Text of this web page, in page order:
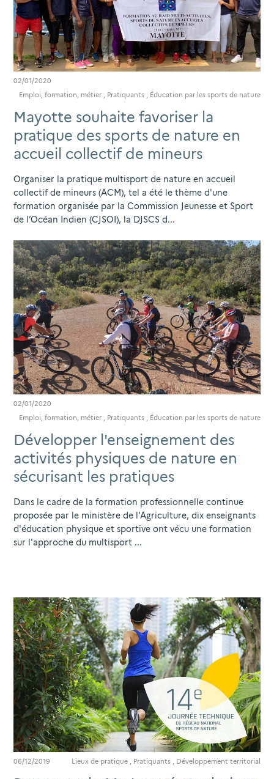
02/01/2020
Emploi, formation, métier
Pratiquants Éducation par les sports de nature
Mayotte souhaite favoriser la
pratique des sports de nature en
accueil collectif de mineurs
Organiser la pratique multisport de nature en accueil
collectif de mineurs (ACM), tel a été le thème d'une
formation organisée par la Commission Jeunesse et Sport
de l’Océan Indien (CJSOI), la DJSCS d...
02/01/2020
Emploi, formation, métier , Pratiquants , Éducation par les sports de nature
Développer l'enseignement des
activités physiques de nature en
sécurisant les pratiques
Dans le cadre de la formation professionnelle continue
proposée par le ministère de l'Agriculture, dix enseignants
d'éducation physique et sportive ont vécu une formation
sur l'approche du multisport ...
06/12/2019 Lieux de pratique Pratiquants Développement territorial